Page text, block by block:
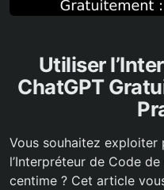
Utiliser
ChatGPT
Vous souhaitez
l’Interpréteur de Code
centime ? Cet article